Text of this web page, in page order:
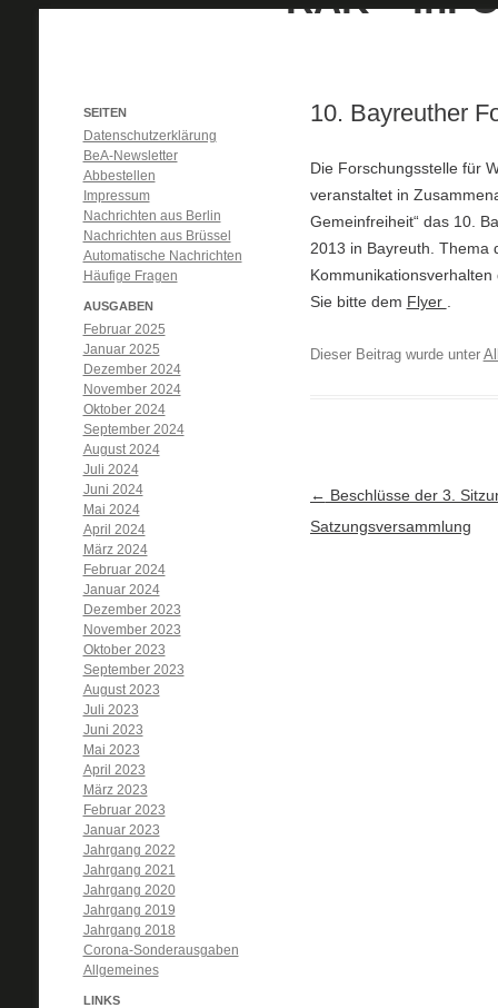
10. Bayreuther
Die Forschungsstelle für
veranstaltet in
Gemeinfreiheit“ das 10.
2013 in Bayreuth. Thema
Sie bitte dem Flyer
Dieser Beitrag wurde unter
Artikel-Navigation
← Beschlüsse der 3.
Satzungsversammlung
SEITEN
Datenschutzerklärung
BeA-Newsletter
Abbestellen
Impressum
Nachrichten aus Berlin
Nachrichten aus Brüssel
Automatische Nachrichten
Häufige Fragen
AUSGABEN
Februar 2025
Januar 2025
Dezember 2024
November 2024
Oktober 2024
September 2024
August 2024
Juli 2024
Juni 2024
Mai 2024
April 2024
März 2024
Februar 2024
Januar 2024
Dezember 2023
November 2023
Oktober 2023
September 2023
August 2023
Juli 2023
Juni 2023
Mai 2023
April 2023
März 2023
Februar 2023
Januar 2023
Jahrgang 2022
Jahrgang 2021
Jahrgang 2020
Jahrgang 2019
Jahrgang 2018
Corona-Sonderausgaben
Allgemeines
LINKS